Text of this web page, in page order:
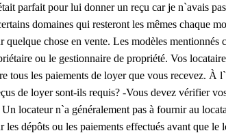
parfait pour lui donner un reçu car je n`avais
domaines qui resteront les mêmes chaque
chose en vente. Les modèles
ou le gestionnaire de propriété. Vos
tous les paiements de loyer que vous recevez.
de loyer sont-ils requis? -Vous devez vérifier
locateur n`a généralement pas à fournir au
dépôts ou les paiements effectués avant que